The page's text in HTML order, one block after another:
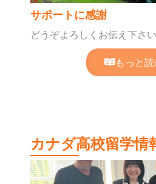
サポートに感謝
どうぞよろしくお伝え下さ
もっと読む
カナダ高校留学情